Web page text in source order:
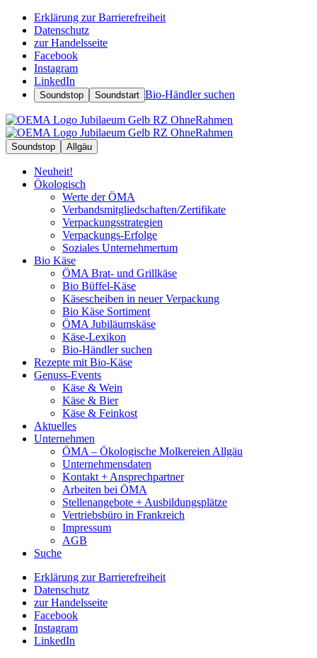
Erklärung zur Barrierefreiheit
Datenschutz
zur Handelsseite
Facebook
Instagram
LinkedIn
Soundstop Soundstart Bio-Händler suchen
Soundstop Allgäu
Neuheit!
Ökologisch
Werte der ÖMA
Verbandsmitgliedschaften/Zertifikate
Verpackungsstrategien
Verpackungs-Erfolge
Soziales Unternehmertum
Bio Käse
ÖMA Brat- und Grillkäse
Bio Büffel-Käse
Käsescheiben in neuer Verpackung
Bio Käse Sortiment
ÖMA Jubiläumskäse
Käse-Lexikon
Bio-Händler suchen
Rezepte mit Bio-Käse
Genuss-Events
Käse & Wein
Käse & Bier
Käse & Feinkost
Aktuelles
Unternehmen
ÖMA – Ökologische Molkereien Allgäu
Unternehmensdaten
Kontakt + Ansprechpartner
Arbeiten bei ÖMA
Stellenangebote + Ausbildungsplätze
Vertriebsbüro in Frankreich
Impressum
AGB
Suche
Erklärung zur Barrierefreiheit
Datenschutz
zur Handelsseite
Facebook
Instagram
LinkedIn